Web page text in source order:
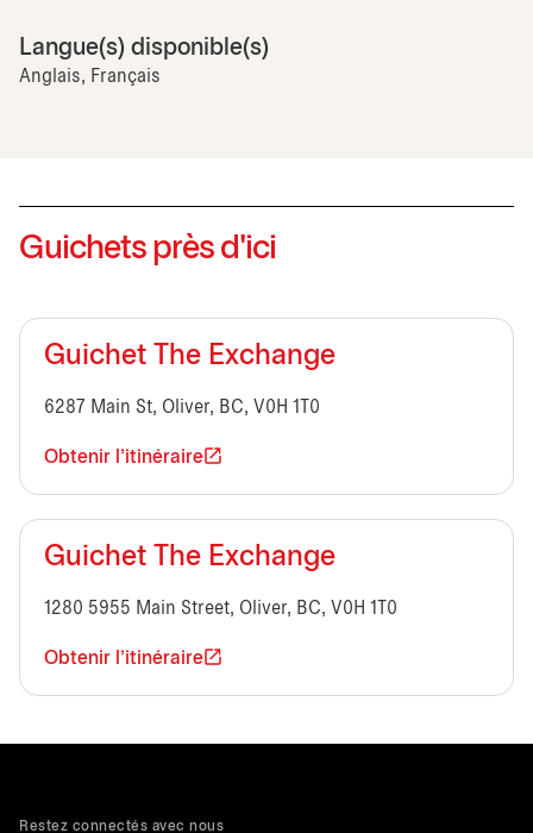
Langue(s) disponible(s)
Anglais, Français
Guichets près d'ici
Guichet The Exchange
6287 Main St, Oliver, BC, V0H 1T0
Obtenir l'itinéraire
Guichet The Exchange
1280 5955 Main Street, Oliver, BC, V0H 1T0
Obtenir l'itinéraire
Restez connectés avec nous